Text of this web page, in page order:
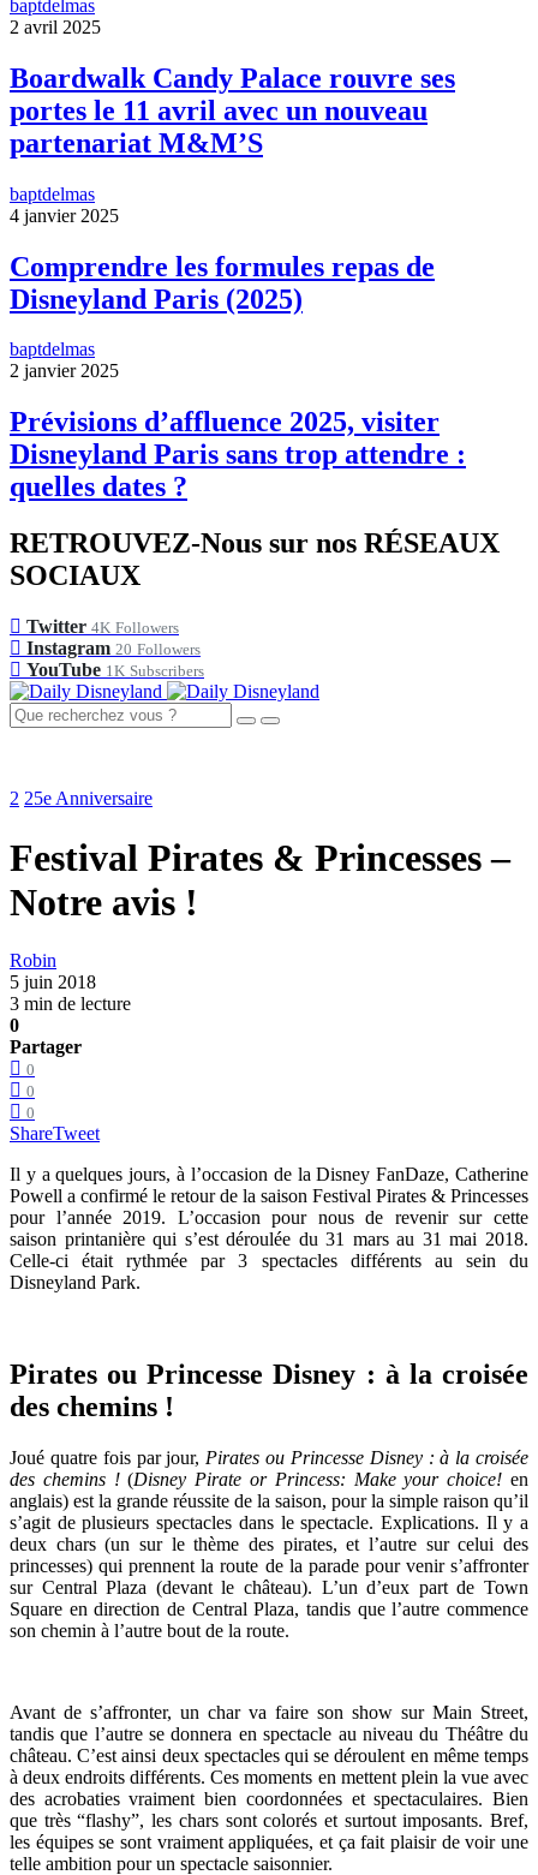
baptdelmas
2 avril 2025
Boardwalk Candy Palace rouvre ses
portes le 11 avril avec un nouveau
partenariat M&M’S
baptdelmas
4 janvier 2025
Comprendre les formules repas de
Disneyland Paris (2025)
baptdelmas
2 janvier 2025
Prévisions d’affluence 2025, visiter
Disneyland Paris sans trop attendre :
quelles dates ?
RETROUVEZ-Nous sur nos RÉSEAUX
SOCIAUX
Twitter 4K Followers
Instagram 20 Followers
YouTube 1K Subscribers
2 25e Anniversaire
Festival Pirates & Princesses –
Notre avis !
Robin
5 juin 2018
3 min de lecture
0
Partager
0
0
0
ShareTweet
Il y a quelques jours, à l’occasion de la Disney FanDaze, Catherine
Powell a confirmé le retour de la saison Festival Pirates & Princesses
pour l’année 2019. L’occasion pour nous de revenir sur cette
saison printanière qui s’est déroulée du 31 mars au 31 mai 2018.
Celle-ci était rythmée par 3 spectacles différents au sein du
Disneyland Park.
Pirates ou Princesse Disney : à la croisée
des chemins !
Joué quatre fois par jour, Pirates ou Princesse Disney : à la croisée
des chemins !(Disney Pirate or Princess: Make your choice! en
anglais) est la grande réussite de la saison, pour la simple raison qu’il
s’agit de plusieurs spectacles dans le spectacle. Explications. Il y a
deux chars (un sur le thème des pirates, et l’autre sur celui des
princesses) qui prennent la route de la parade pour venir s’affronter
sur Central Plaza (devant le château). L’un d’eux part de Town
Square en direction de Central Plaza, tandis que l’autre commence
son chemin à l’autre bout de la route.
Avant de s’affronter, un char va faire son show sur Main Street,
tandis que l’autre se donnera en spectacle au niveau du Théâtre du
château. C’est ainsi deux spectacles qui se déroulent en même temps
à deux endroits différents. Ces moments en mettent plein la vue avec
des acrobaties vraiment bien coordonnées et spectaculaires. Bien
que très “flashy”, les chars sont colorés et surtout imposants. Bref,
les équipes se sont vraiment appliquées, et ça fait plaisir de voir une
telle ambition pour un spectacle saisonnier.